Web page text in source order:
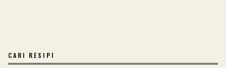
CARI RESIPI